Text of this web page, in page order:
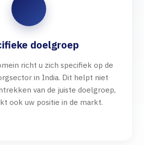
doelgroep
richt u zich specifiek op de
in India. Dit helpt niet
van de juiste doelgroep,
ook uw positie in de markt.